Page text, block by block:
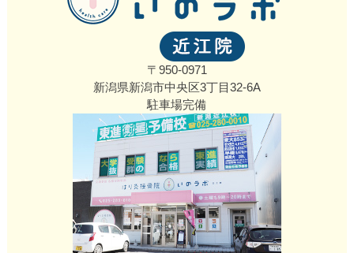
〒950-0971
新潟県新潟市中央区3丁目32‐6A
駐車場完備